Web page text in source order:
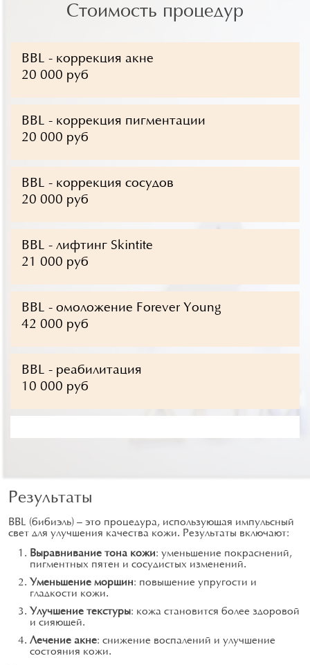
Стоимость процедур
BBL - коррекция акне
20 000 руб
BBL - коррекция пигментации
20 000 руб
BBL - коррекция сосудов
20 000 руб
BBL - лифтинг Skintite
21 000 руб
BBL - омоложение Forever Young
42 000 руб
BBL - реабилитация
10 000 руб
Результаты
BBL (бибиэль) — это процедура, использующая импульсный
свет для улучшения качества кожи. Результаты включают:
Выравнивание тона кожи: уменьшение покраснений,
пигментных пятен и сосудистых изменений.
Уменьшение морщин: повышение упругости и
гладкости кожи.
Улучшение текстуры: кожа становится более здоровой
и сияющей.
Лечение акне: снижение воспалений и улучшение
состояния кожи.